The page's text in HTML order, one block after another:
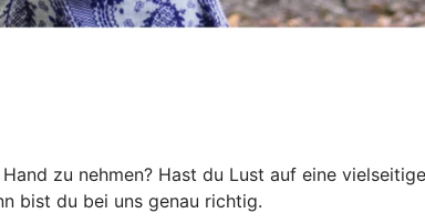
zu nehmen? Hast du Lust auf eine
bist du bei uns genau richtig.